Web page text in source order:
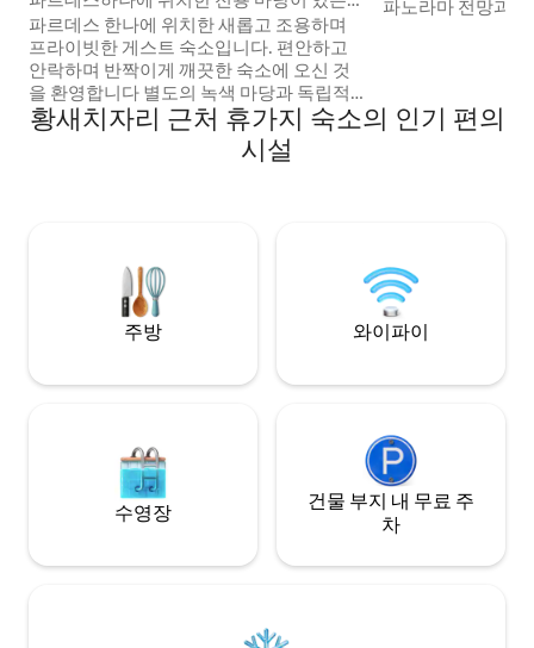
평화로운 숙소
파르데스 한나에 위치한 새롭고 조용하며
프라이빗한 게스트 숙소입니다. 편안하고
안락하며 반짝이게 깨끗한 숙소에 오신 것
을 환영합니다 별도의 녹색 마당과 독립적
인 출입구가 있습니다. 커플 또는 1인에게
안성맞춤입니다. 🛡️ 게스트 숙소 옆에 있는
저희 집의 안전실. 편안하게 쉬거나, 숨을 쉬
다. 마트와 상업 센터에서 도보로 이동할 수
있는 거리. 그리고 기차역, 콜로니 중심지,
파르데스 한나-카르쿠르의 모든 좋은 곳, 해
변, 카이사리아까지 차로 가까운 거리에 있
만의 조용한 공간
파노라마 전망과
은 식사 공간, 정
황새치자리 근처 휴가지 숙소의 인기 편의
시설
주방 와이파이
수영장
건물 부지 내 무료 주
차